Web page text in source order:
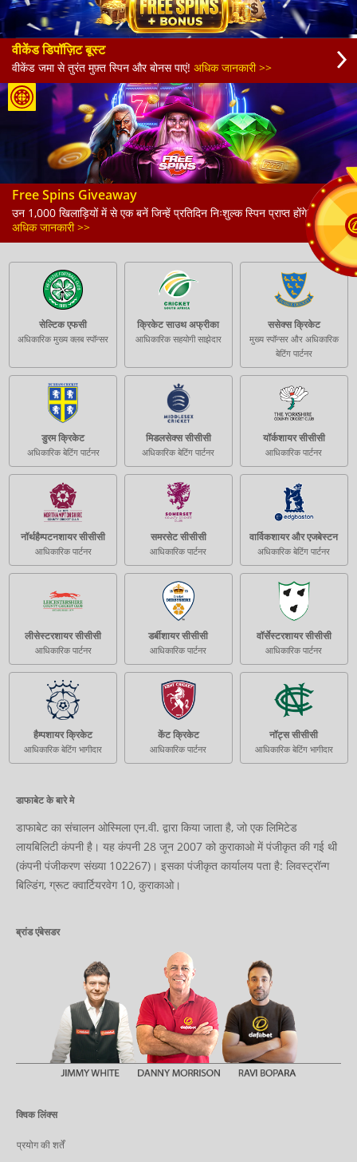
वीकेंड डिपॉज़िट बूस्ट
वीकेंड जमा से तुरंत मुफ़्त स्पिन और बोनस पाएं! अधिक जानकारी >>
Free Spins Giveaway
उन 1,000 खिलाड़ियों में से एक बनें जिन्हें प्रतिदिन निःशुल्क स्पिन प्राप्त होंगे!
अधिक जानकारी >>
सेल्टिक एफसी
अधिकारिक मुख्य क्लब स्पॉन्सर
क्रिकेट साउथ अफ्रीका
आधिकारिक सहयोगी साझेदार
ससेक्स क्रिकेट
मुख्य स्पॉन्सर और अधिकारिक
बेटिंग पार्टनर
डुरम क्रिकेट
अधिकारिक बेटिंग पार्टनर
मिडलसेक्स सीसीसी
अधिकारिक बेटिंग पार्टनर
यॉर्कशायर सीसीसी
आधिकारिक पार्टनर
नॉर्थहैम्पटनशायर सीसीसी
आधिकारिक पार्टनर
समरसेट सीसीसी
आधिकारिक पार्टनर
वार्विकशायर और एजबेस्टन
अधिकारिक बेटिंग पार्टनर
लीसेस्टरशायर सीसीसी
आधिकारिक पार्टनर
डर्बीशायर सीसीसी
आधिकारिक पार्टनर
वॉर्सेस्टरशायर सीसीसी
आधिकारिक पार्टनर
हैम्पशायर क्रिकेट
आधिकारिक बेटिंग भागीदार
केंट क्रिकेट
आधिकारिक पार्टनर
नॉट्स सीसीसी
आधिकारिक बेटिंग भागीदार
डाफाबेट के बारे मे
डाफाबेट का संचालन ओस्मिला एन.वी. द्वारा किया जाता है, जो एक लिमिटेड
लायबिलिटी कंपनी है। यह कंपनी 28 जून 2007 को कुराकाओ में पंजीकृत की गई थी
(कंपनी पंजीकरण संख्या 102267)। इसका पंजीकृत कार्यालय पता है: लिवस्ट्रॉन्ग
बिल्डिंग, ग्रूट क्वार्टियरवेग 10, कुराकाओ।
ब्रांड एंबेसडर
क्विक लिंक्स
प्रयोग की शर्तें